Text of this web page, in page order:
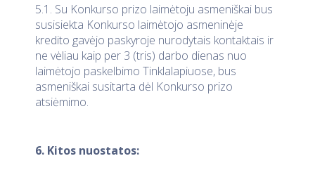
5.1. Su Konkurso prizo laimėtoju asmeniškai bus
susisiekta Konkurso laimėtojo asmeninėje
kredito gavėjo paskyroje nurodytais kontaktais ir
ne vėliau kaip per 3 (tris) darbo dienas nuo
laimėtojo paskelbimo Tinklalapiuose, bus
asmeniškai susitarta dėl Konkurso prizo
atsiėmimo.
6. Kitos nuostatos: